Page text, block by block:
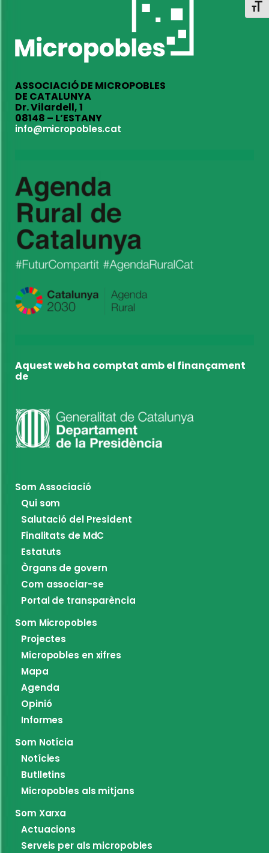
ASSOCIACIÓ DE MICROPOBLES
DE CATALUNYA
Dr. Vilardell, 1
08148 – L’ESTANY
info@micropobles.cat
Aquest web ha comptat amb el finançament
de
Som Associació
Qui som
Salutació del President
Finalitats de MdC
Estatuts
Òrgans de govern
Com associar-se
Portal de transparència
Som Micropobles
Projectes
Micropobles en xifres
Mapa
Agenda
Opinió
Informes
Som Notícia
Notícies
Butlletins
Micropobles als mitjans
Som Xarxa
Actuacions
Serveis per als micropobles